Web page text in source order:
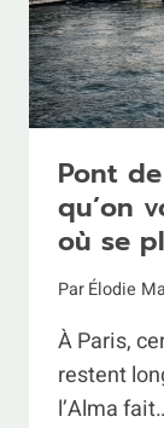
Pont
qu’on
où se
ParÉlodie
À Paris,
restent
l’Alma